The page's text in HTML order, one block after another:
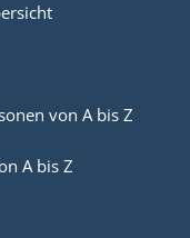
von A bis Z
A bis Z